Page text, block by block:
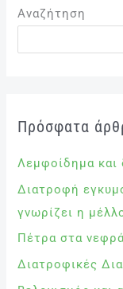
Αναζήτηση
Πρόσφατα
Λεμφοίδημα και
Διατροφή
γνωρίζει η
Πέτρα στα
Διατροφικές